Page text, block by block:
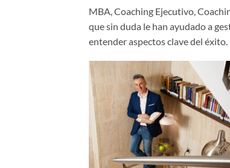
MBA, Coaching Ejecutivo,
que sin duda le han ayudado a
entender aspectos clave del éxito.